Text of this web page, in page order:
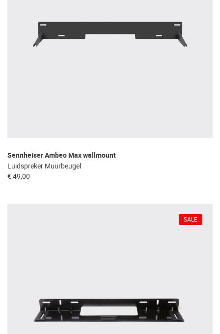
Sennheiser Ambeo Max wallmount
Luidspreker Muurbeugel
€ 49,00
SALE